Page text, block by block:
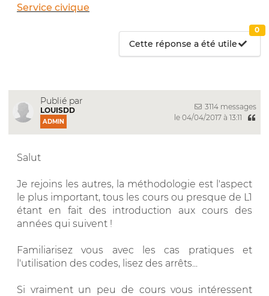
Service civique
Cette réponse a été utile
0
Publié par
LOUISDD
ADMIN
3114 messages
le 04/04/2017 à 13:11
Salut
Je rejoins les autres, la méthodologie est l'aspect
le plus important, tous les cours ou presque de L1
étant en fait des introduction aux cours des
années qui suivent !
Familiarisez vous avec les cas pratiques et
l'utilisation des codes, lisez des arrêts...
Si vraiment un peu de cours vous intéressent